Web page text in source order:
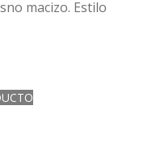
macizo. Estilo